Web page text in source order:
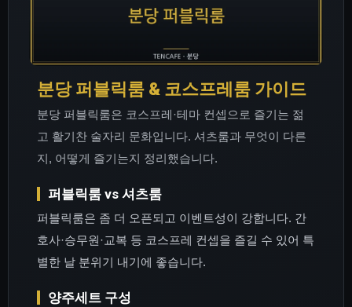
분당 퍼블릭룸 & 코스프레룸 가이드
분당 퍼블릭룸은 코스프레·테마 컨셉으로 즐기는 젊
고 활기찬 술자리 문화입니다. 셔츠룸과 무엇이 다른
지, 어떻게 즐기는지 정리했습니다.
퍼블릭룸 vs 셔츠룸
퍼블릭룸은 좀 더 오픈되고 이벤트성이 강합니다. 간
호사·승무원·교복 등 코스프레 컨셉을 즐길 수 있어 특
별한 날 분위기 내기에 좋습니다.
양주세트 구성